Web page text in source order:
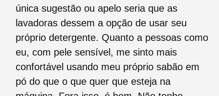
única sugestão ou apelo seria que as
lavadoras dessem a opção de usar seu
próprio detergente. Quanto a pessoas como
eu, com pele sensível, me sinto mais
confortável usando meu próprio sabão em
pó do que o que quer que esteja na